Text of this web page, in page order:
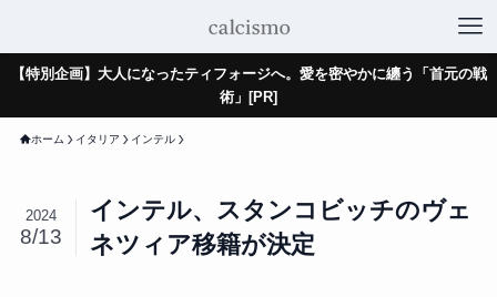
【特別企画】大人になったティフォージへ。愛を密やかに纏う「首元の戦
術」[PR]
ホーム イタリア インテル
インテル、スタンコビッチのヴェ
ネツィア移籍が決定
2024
8/13